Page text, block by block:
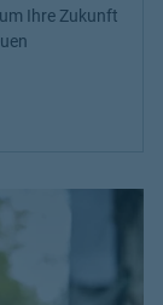
Ihre Zukunft